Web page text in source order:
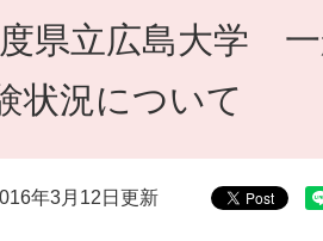
度県立広島大学
状況について
年3月12日更新